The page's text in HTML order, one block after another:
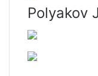
Polyakov